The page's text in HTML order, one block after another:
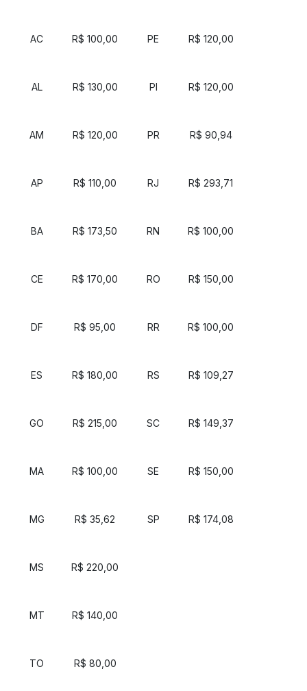
AC R$ 100,00 PE R$ 120,00
AL R$ 130,00 PI R$ 120,00
AM R$ 120,00 PR R$ 90,94
AP R$ 110,00 RJ R$ 293,71
BA R$ 173,50 RN R$ 100,00
CE R$ 170,00 RO R$ 150,00
DF R$ 95,00 RR R$ 100,00
ES R$ 180,00 RS R$ 109,27
GO R$ 215,00 SC R$ 149,37
MA R$ 100,00 SE R$ 150,00
MG R$ 35,62 SP R$ 174,08
MS R$ 220,00
MT R$ 140,00
TO R$ 80,00